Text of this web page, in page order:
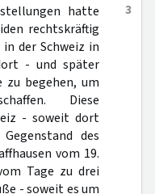
3
hatte
rechtskräftig
der Schweiz in
- und später
zu begehen, um
Diese
- soweit dort
des
vom 19.
Tage zu drei
- soweit es um